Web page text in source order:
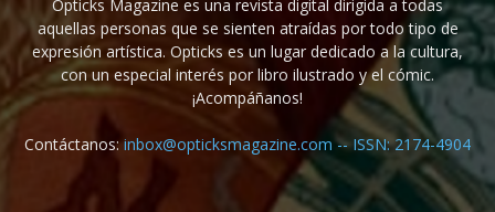
Opticks Magazine es una revista digital dirigida a todas
aquellas personas que se sienten atraídas por todo tipo de
expresión artística. Opticks es un lugar dedicado a la cultura,
con un especial interés por libro ilustrado y el cómic.
¡Acompáñanos!
Contáctanos:inbox@opticksmagazine.com -- ISSN: 2174-4904